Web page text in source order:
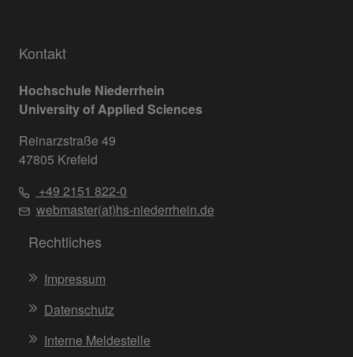
Kontakt
Hochschule Niederrhein
University of Applied Sciences
Reinarzstraße 49
47805 Krefeld
+49 2151 822-0
webmaster(at)hs-niederrhein.de
Rechtliches
Impressum
Datenschutz
Interne Meldestelle